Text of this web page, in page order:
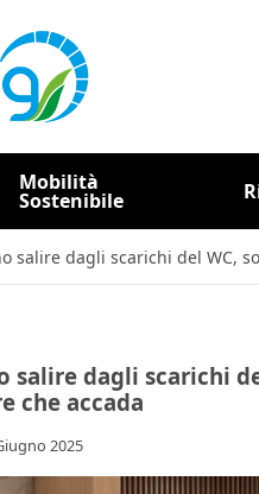
Mobilità
Sostenibile
salire dagli scarichi del WC,
salire dagli scarichi
che accada
2025